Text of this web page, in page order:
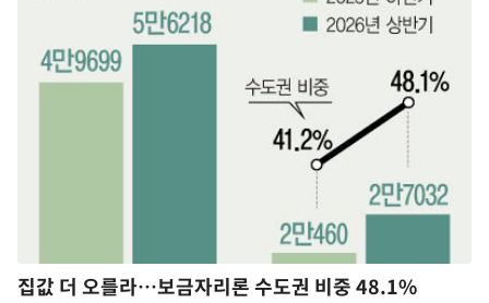
집값 더 오를라…보금자리론 수도권 비중 48.1%